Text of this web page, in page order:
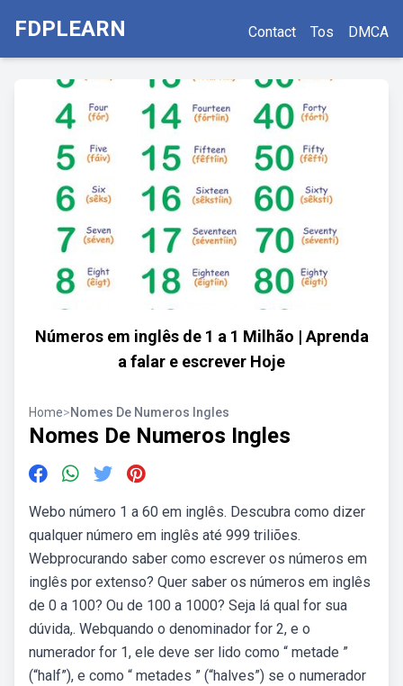
FDPLEARN Contact Tos DMCA
Números em inglês de 1 a 1 Milhão | Aprenda
a falar e escrever Hoje
Home>Nomes De Numeros Ingles
Nomes De Numeros Ingles
Webo número 1 a 60 em inglês. Descubra como dizer
qualquer número em inglês até 999 triliões.
Webprocurando saber como escrever os números em
inglês por extenso? Quer saber os números em inglês
de 0 a 100? Ou de 100 a 1000? Seja lá qual for sua
dúvida,. Webquando o denominador for 2, e o
numerador for 1, ele deve ser lido como “ metade ”
(“half”), e como “ metades ” (“halves”) se o numerador